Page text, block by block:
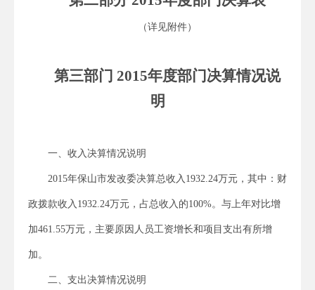
（详见附件）
第三部门 2015年度部门决算情况说
明
一、收入决算情况说明
2015年保山市发改委决算总收入1932.24万元，其中：财
政拨款收入1932.24万元，占总收入的100%。与上年对比增
加461.55万元，主要原因人员工资增长和项目支出有所增
加。
二、支出决算情况说明